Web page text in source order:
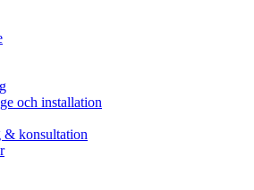
och installation
& konsultation